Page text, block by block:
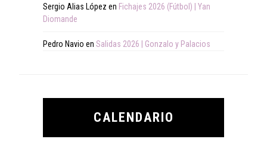
Sergio Alias López en Fichajes 2026 (Fútbol) | Yan
Diomande
Pedro Navio en Salidas 2026 | Gonzalo y Palacios
CALENDARIO